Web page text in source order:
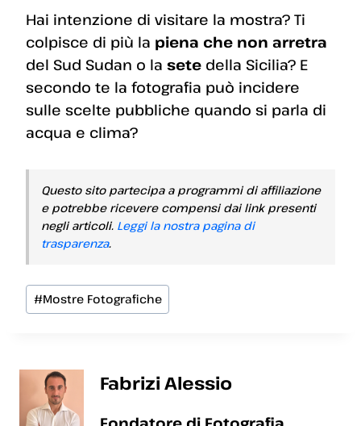
Hai intenzione di visitare la mostra? Ti
colpisce di più la piena che non arretra
del Sud Sudan o la sete della Sicilia? E
secondo te la fotografia può incidere
sulle scelte pubbliche quando si parla di
acqua e clima?
Questo sito partecipa a programmi di affiliazione
e potrebbe ricevere compensi dai link presenti
negli articoli. Leggi la nostra pagina di
trasparenza.
Tag
articolo:
#Mostre Fotografiche
Fabrizi Alessio